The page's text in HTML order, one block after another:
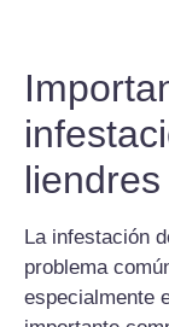
La infestación
problema
especialmente